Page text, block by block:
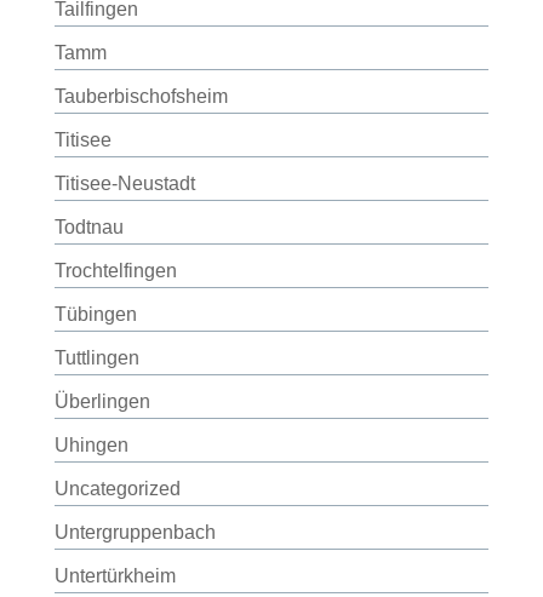
Tailfingen
Tamm
Tauberbischofsheim
Titisee
Titisee-Neustadt
Todtnau
Trochtelfingen
Tübingen
Tuttlingen
Überlingen
Uhingen
Uncategorized
Untergruppenbach
Untertürkheim